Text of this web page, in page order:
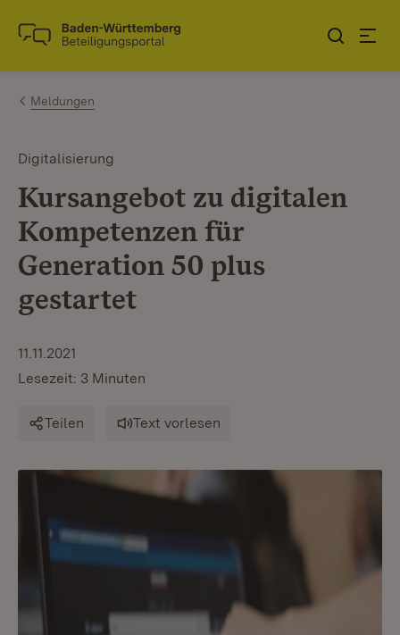
Zum Inhalt springen
Link zur Startseite
Meldungen
Digitalisierung
Kursangebot zu digitalen
Kompetenzen für
Generation 50 plus
gestartet
11.11.2021
Lesezeit: 3 Minuten
Teilen Text vorlesen